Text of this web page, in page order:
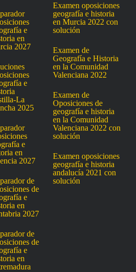
e
en
2027
e
La
2025
e
en
2027
de
de
e
en
2027
de
de
e
en
Examen oposiciones
geografía e historia
en Murcia 2022 con
solución
Examen de
Geografía e Historia
en la Comunidad
Valenciana 2022
Examen de
Oposiciones de
geografía e historia
en la Comunidad
Valenciana 2022 con
solución
Examen oposiciones
geografía e historia
andalucía 2021 con
solución